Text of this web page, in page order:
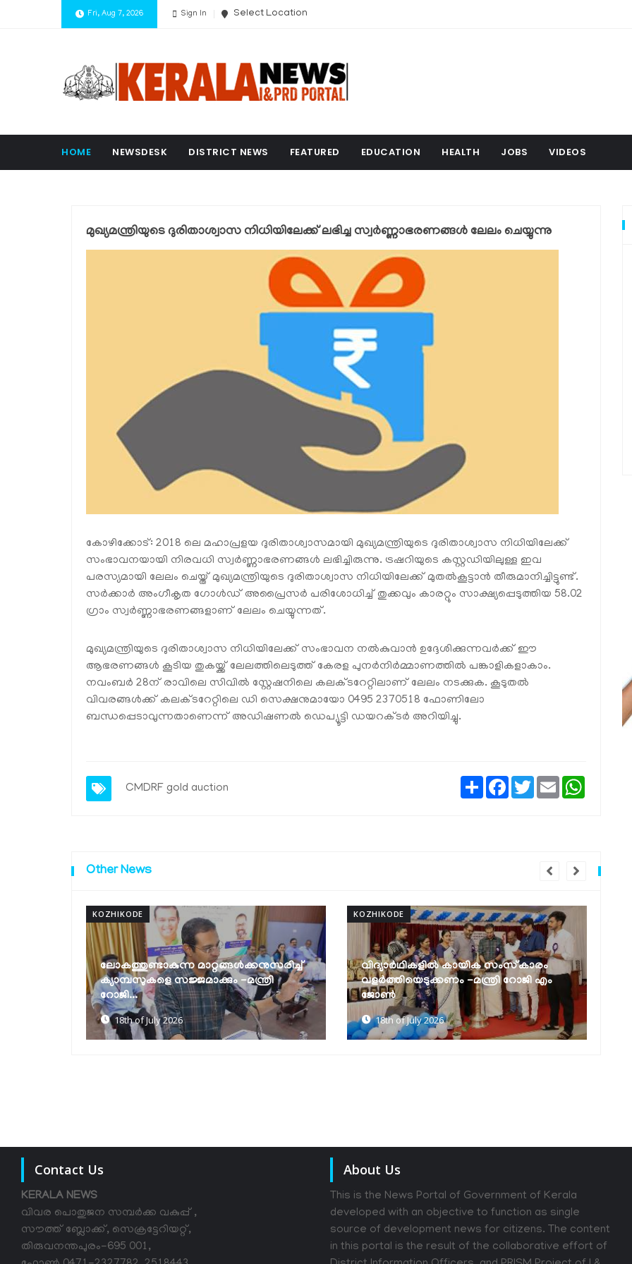
Fri, Aug 7, 2026 Sign In Select Location
HOME NEWSDESK DISTRICT NEWS FEATURED EDUCATION HEALTH JOBS VIDEOS
മുഖ്യമന്ത്രിയുടെ ദുരിതാശ്വാസ നിധിയിലേക്ക് ലഭിച്ച സ്വര്‍ണ്ണാഭരണങ്ങള്‍ ലേലം ചെയ്യുന്നു
കോഴിക്കോട്: 2018 ലെ മഹാപ്രളയ ദുരിതാശ്വാസമായി മുഖ്യമന്ത്രിയുടെ ദുരിതാശ്വാസ നിധിയിലേക്ക്
സംഭാവനയായി നിരവധി സ്വര്‍ണ്ണാഭരണങ്ങള്‍ ലഭിച്ചിരുന്നു. ട്രഷറിയുടെ കസ്റ്റഡിയിലുള്ള ഇവ
പരസ്യമായി ലേലം ചെയ്ത് മുഖ്യമന്ത്രിയുടെ ദുരിതാശ്വാസ നിധിയിലേക്ക് മുതല്‍കൂട്ടാന്‍ തീരുമാനിച്ചിട്ടുണ്ട്.
സര്‍ക്കാര്‍ അംഗീകൃത ഗോള്‍ഡ് അപ്രൈസര്‍ പരിശോധിച്ച് തുക്കവും കാരറ്റും സാക്ഷ്യപ്പെടുത്തിയ 58.02
ഗ്രാം സ്വര്‍ണ്ണാഭരണങ്ങളാണ് ലേലം ചെയ്യുന്നത്.
മുഖ്യമന്ത്രിയുടെ ദുരിതാശ്വാസ നിധിയിലേക്ക് സംഭാവന നല്‍കുവാന്‍ ഉദ്ദേശിക്കുന്നവര്‍ക്ക് ഈ
ആഭരണങ്ങള്‍ കൂടിയ തുകയ്ക്ക് ലേലത്തിലെടുത്ത് കേരള പുനര്‍നിര്‍മ്മാണത്തില്‍ പങ്കാളികളാകാം.
നവംബര്‍ 28ന് രാവിലെ സിവില്‍ സ്റ്റേഷനിലെ കലക്ടറേറ്റിലാണ് ലേലം നടക്കുക. കൂടുതല്‍
വിവരങ്ങള്‍ക്ക് കലക്ടറേറ്റിലെ ഡി സെക്ഷനുമായോ 0495 2370518 ഫോണിലോ
ബന്ധപ്പെടാവുന്നതാണെന്ന് അഡിഷണല്‍ ഡെപ്യൂട്ടി ഡയറക്ടര്‍ അറിയിച്ചു.
CMDRF gold auction
ShareFacebook
TwitterEmail
Other News
KOZHIKODE
വിദ്യാർഥികളിൽ കായിക സംസ്‌കാരം
വളർത്തിയെടുക്കണം -മന്ത്രി റോജി എം
ജോൺ
18th of July 2026
KOZHIKODE
കൊയിലാണ്ടി ഗവ. കോളേജിൽ കമ്പ്യൂട്ടർ
ലാബിന്റെ ഉദ്ഘാടനം മന്ത്രി റോജി എം
ജോൺ നിർവഹിച്ചു
18th of July 2026
Contact Us
KERALA NEWS
വിവര പൊതുജന സമ്പര്‍ക്ക വകുപ്പ് ,
സൗത്ത് ബ്ലോക്ക്, സെക്രട്ടേറിയറ്റ്,
തിരുവനന്തപുരം-695 001,
About Us
This is the News Portal of Government of Kerala
developed with an objective to function as single
source of development news for citizens. The content
in this portal is the result of the collaborative effort of